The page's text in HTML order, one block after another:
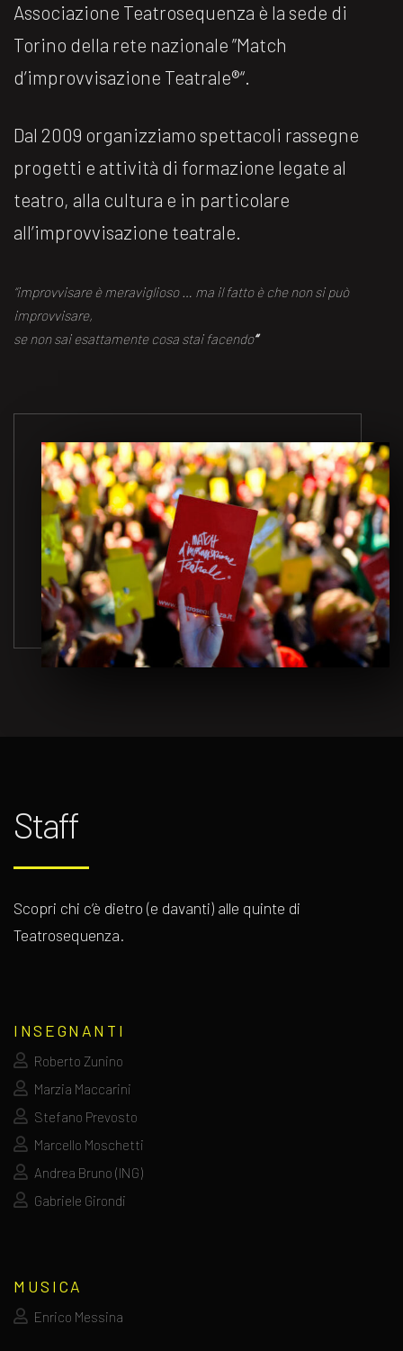
Associazione Teatrosequenza è la sede di
Torino della rete nazionale ”Match
d’improvvisazione Teatrale®️“.
Dal 2009 organizziamo spettacoli rassegne
progetti e attività di formazione legate al
teatro, alla cultura e in particolare
all’improvvisazione teatrale.
“improvvisare è meraviglioso … ma il fatto è che non si può
improvvisare,
se non sai esattamente cosa stai facendo“
Staff
Scopri chi c’è dietro (e davanti) alle quinte di
Teatrosequenza.
INSEGNANTI
Roberto Zunino
Marzia Maccarini
Stefano Prevosto
Marcello Moschetti
Andrea Bruno (ING)
Gabriele Girondi
MUSICA
Enrico Messina